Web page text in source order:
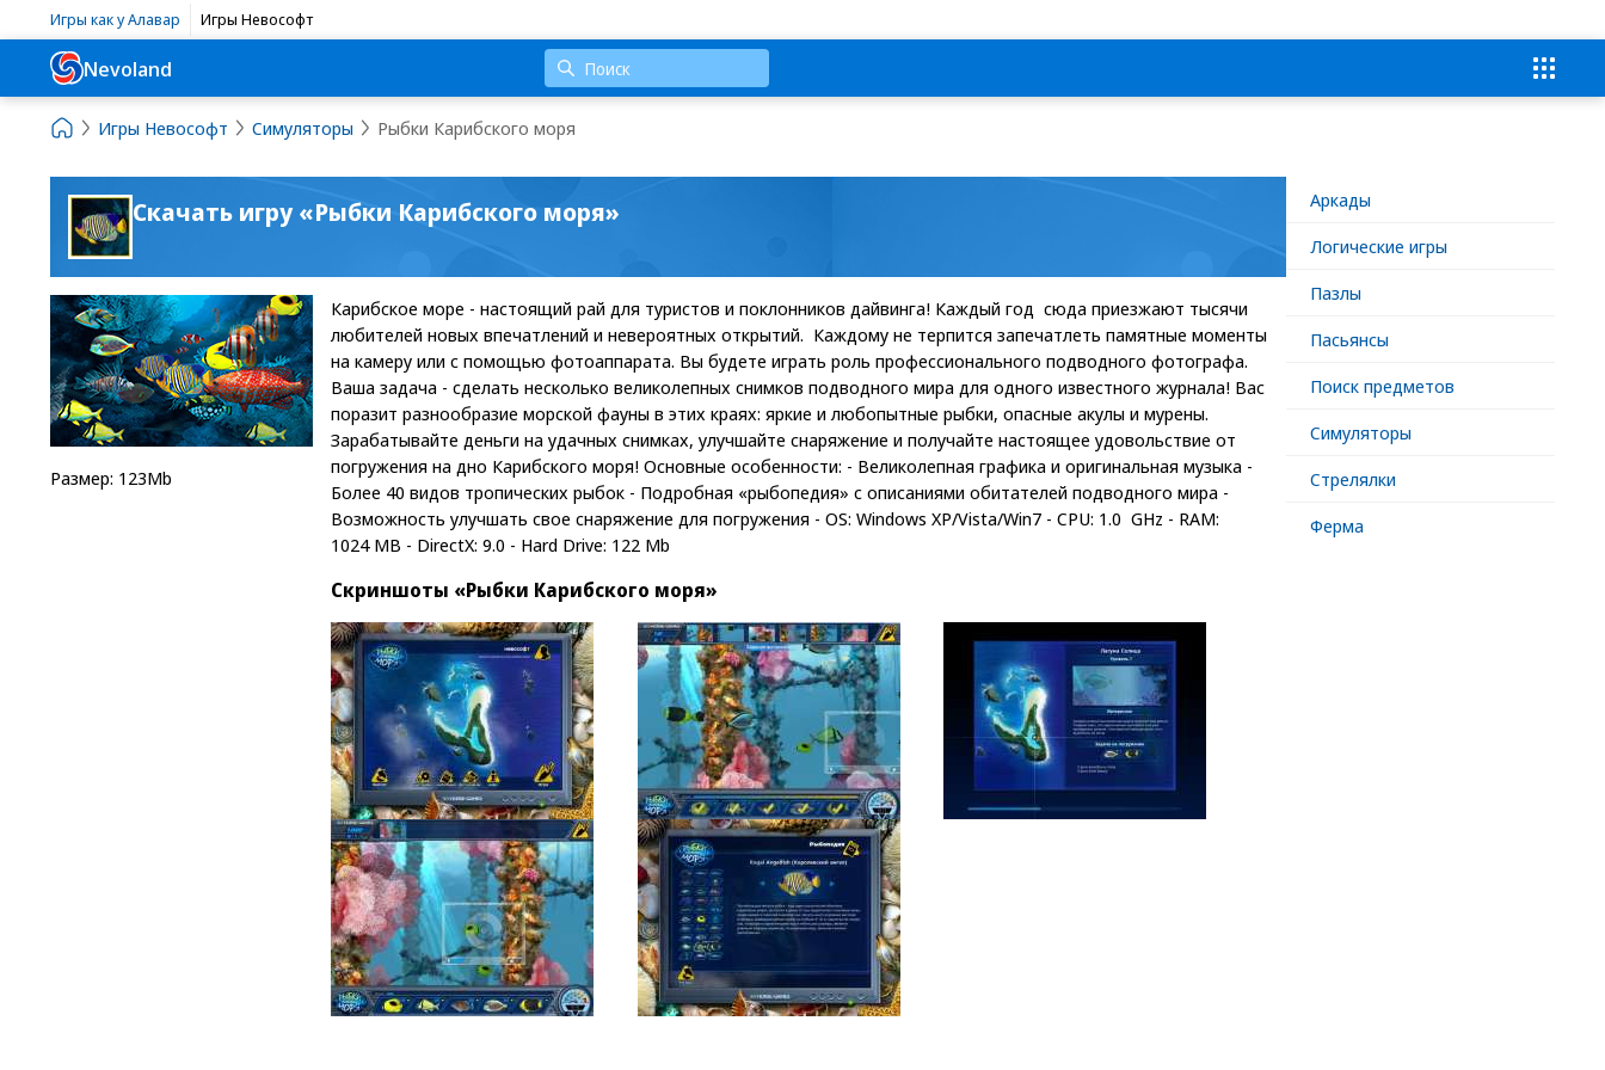
Игры как у Алавар Игры Невософт
Nevoland
Игры Невософт Симуляторы Рыбки Карибского моря
Скачать игру «Рыбки Карибского моря»
Размер: 123Mb
Карибское море - настоящий рай для туристов и поклонников дайвинга! Каждый год сюда приезжают тысячи
любителей новых впечатлений и невероятных открытий. Каждому не терпится запечатлеть памятные моменты
на камеру или с помощью фотоаппарата. Вы будете играть роль профессионального подводного фотографа.
Ваша задача - сделать несколько великолепных снимков подводного мира для одного известного журнала! Вас
поразит разнообразие морской фауны в этих краях: яркие и любопытные рыбки, опасные акулы и мурены.
Зарабатывайте деньги на удачных снимках, улучшайте снаряжение и получайте настоящее удовольствие от
погружения на дно Карибского моря! Основные особенности: - Великолепная графика и оригинальная музыка -
Более 40 видов тропических рыбок - Подробная «рыбопедия» с описаниями обитателей подводного мира -
Возможность улучшать свое снаряжение для погружения - OS: Windows XP/Vista/Win7 - CPU: 1.0 GHz - RAM:
1024 MB - DirectX: 9.0 - Hard Drive: 122 Mb
Скриншоты «Рыбки Карибского моря»
Аркады
Логические игры
Пазлы
Пасьянсы
Поиск предметов
Симуляторы
Стрелялки
Ферма